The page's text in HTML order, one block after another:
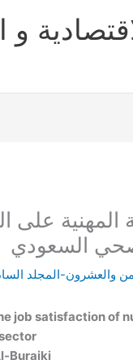
و
المهنية
السعودي
والعشرون-المجلد
job satisfaction of
Buraiki